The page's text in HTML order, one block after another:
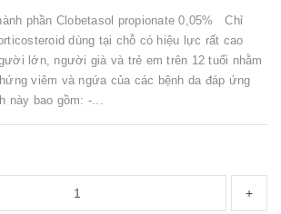
phần Clobetasol propionate 0,05% Chỉ
dùng tại chỗ có hiệu lực rất cao
lớn, người già và trẻ em trên 12 tuổi nhằm
viêm và ngứa của các bệnh da đáp ứng
này bao gồm: -...
+